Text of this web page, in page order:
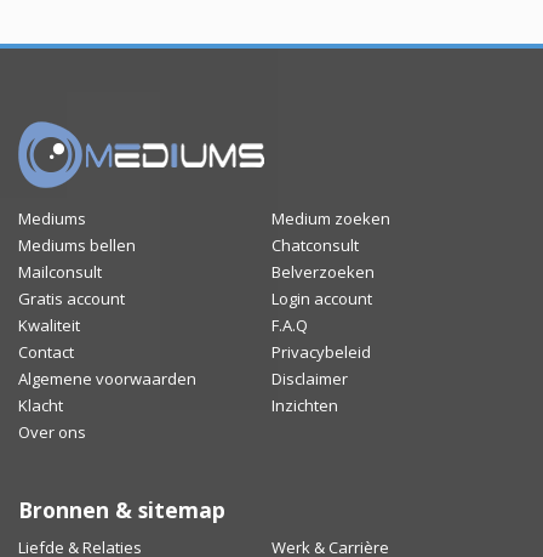
Mediums
Medium zoeken
Mediums bellen
Chatconsult
Mailconsult
Belverzoeken
Gratis account
Login account
Kwaliteit
F.A.Q
Contact
Privacybeleid
Algemene voorwaarden
Disclaimer
Klacht
Inzichten
Over ons
Bronnen & sitemap
Liefde & Relaties Werk & Carrière